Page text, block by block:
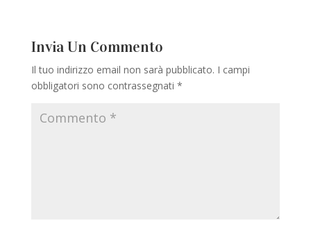
Invia Un Commento
Il tuo indirizzo email non sarà pubblicato. I campi
obbligatori sono contrassegnati *